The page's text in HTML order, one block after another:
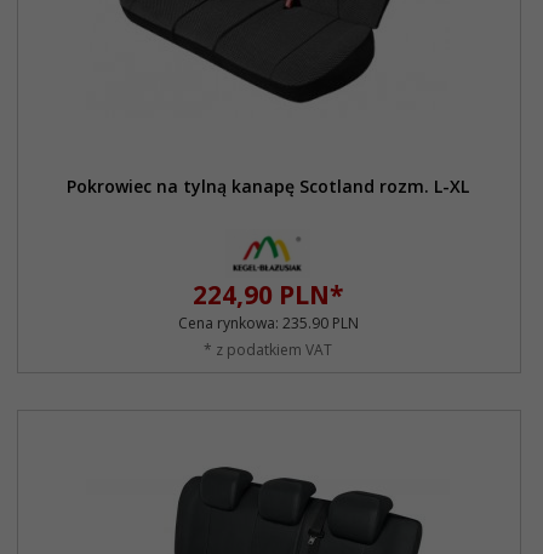
Pokrowiec na tylną kanapę Scotland rozm. L-XL
224,90 PLN*
Cena rynkowa: 235.90 PLN
* z podatkiem VAT